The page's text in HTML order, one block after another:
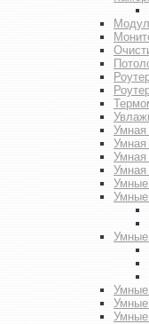
Умная
Умная
Умная
Умные
Умные
Умные
Умные